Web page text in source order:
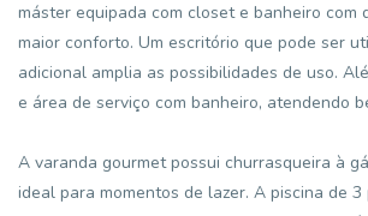
máster equipada com closet e banheiro com
maior conforto. Um escritório que pode ser
adicional amplia as possibilidades de uso.
e área de serviço com banheiro, atendendo
A varanda gourmet possui churrasqueira à
ideal para momentos de lazer. A piscina de 3